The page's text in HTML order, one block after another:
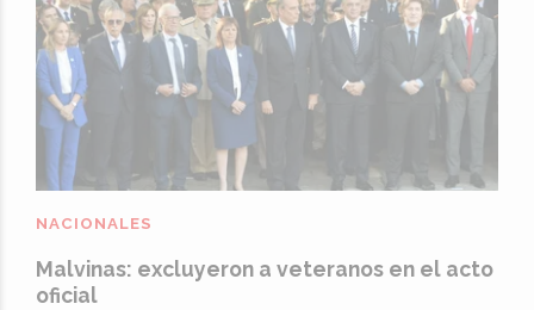
Malvinas: excluyeron a veteranos en el acto
oficial
NACIONALES